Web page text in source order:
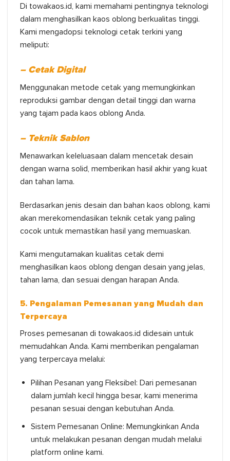
Di towakaos.id, kami memahami pentingnya teknologi
dalam menghasilkan kaos oblong berkualitas tinggi.
Kami mengadopsi teknologi cetak terkini yang
meliputi:
– Cetak Digital
Menggunakan metode cetak yang memungkinkan
reproduksi gambar dengan detail tinggi dan warna
yang tajam pada kaos oblong Anda.
– Teknik Sablon
Menawarkan keleluasaan dalam mencetak desain
dengan warna solid, memberikan hasil akhir yang kuat
dan tahan lama.
Berdasarkan jenis desain dan bahan kaos oblong, kami
akan merekomendasikan teknik cetak yang paling
cocok untuk memastikan hasil yang memuaskan.
Kami mengutamakan kualitas cetak demi
menghasilkan kaos oblong dengan desain yang jelas,
tahan lama, dan sesuai dengan harapan Anda.
5. Pengalaman Pemesanan yang Mudah dan
Terpercaya
Proses pemesanan di towakaos.id didesain untuk
memudahkan Anda. Kami memberikan pengalaman
yang terpercaya melalui:
Pilihan Pesanan yang Fleksibel: Dari pemesanan
dalam jumlah kecil hingga besar, kami menerima
pesanan sesuai dengan kebutuhan Anda.
Sistem Pemesanan Online: Memungkinkan Anda
untuk melakukan pesanan dengan mudah melalui
platform online kami.